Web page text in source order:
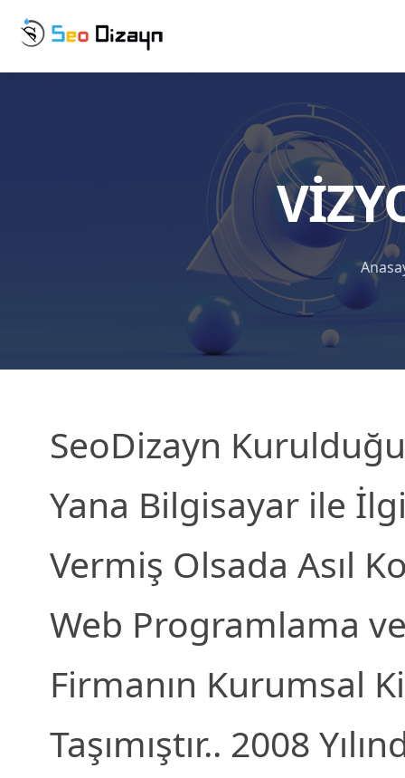
SeoDizayn
Yana Bilgisayar ile
Vermiş Olsada Asıl
Web Programlama
Firmanın Kurumsal
Taşımıştır.. 2008